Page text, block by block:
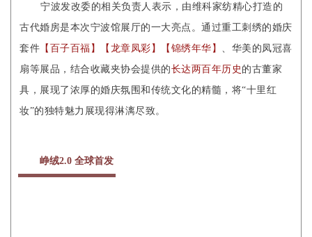
宁波发改委的相关负责人表示，由维科家纺精心打造的
古代婚房是本次宁波馆展厅的一大亮点。 通过重工刺绣的婚庆
套件 【百子百福】【龙章凤彩】【锦绣年华】
、华美的凤冠喜
扇等展品，结合收藏夹协会提供的长达两百年历史 的古董家
具，展现了浓厚的婚庆氛围和传统文化的精髓，将“十里红
妆”的独特魅力展现得淋漓尽致。
峥绒2.0 全球首发